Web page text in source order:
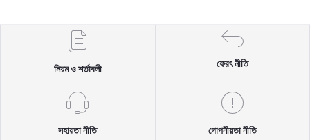
নিয়ম ও শর্তাবলী
ফেরৎ নীতি
সহায়তা নীতি গোপনীয়তা নীতি